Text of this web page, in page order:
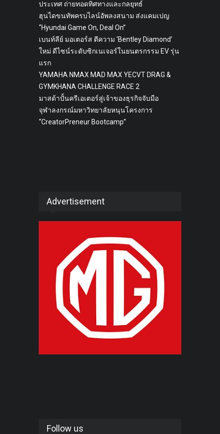
ประเทศ ถ่ายทอดทิศทางและกลยุทธ์
ฮุนไดขนทัพครบไลน์อัพลงสนาม ส่งแคมเปญ
“Hyundai Game On, Deal On”
เบนท์ลีย์ มอเตอร์ส ตีความ ‘Bentley Diamond’
ใหม่ ดีไซน์ระดับซิกเนเจอร์ในยนตรกรรม EV รุ่น
แรก
YAMAHA NMAX MAD MAX YECVT DRAG &
GYMKHANA CHALLENGE RACE 2
มาสด้าปั้นครีเอเตอร์สู่เจ้าของธุรกิจจับมือ
จุฬาลงกรณ์มหาวิทยาลัยหนุนโครงการ
“CreatorPreneur Bootcamp”
Advertisement
Follow us